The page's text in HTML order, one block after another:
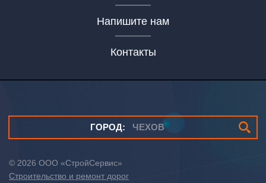
Напишите нам
Контакты
ГОРОД: ЧЕХОВ
© 2026 ООО «СтройСервис»
Строительство и ремонт дорог